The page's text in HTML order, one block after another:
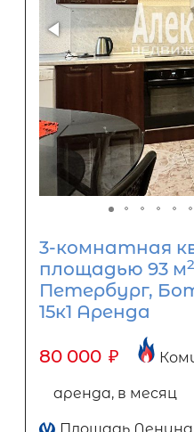
3-комнатная
площадью 93 м2
Петербург,
15к1 Аренда
80 000 ₽
аренда, в месяц